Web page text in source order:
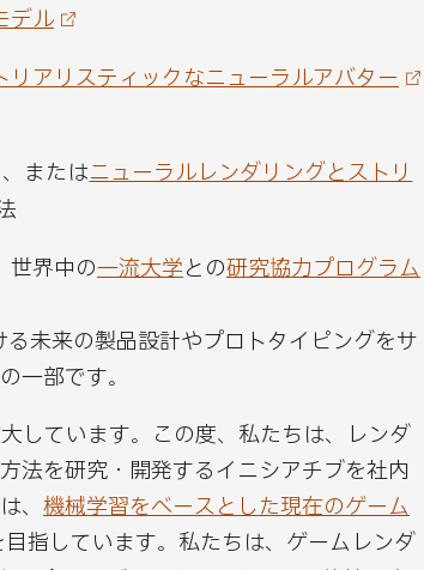
デル
リアリスティックなニューラルアバター
、またはニューラルレンダリングとストリ
世界中の一流大学との研究協力プログラム
未来の製品設計やプロトタイピングをサ
一部です。
しています。この度、私たちは、レンダ
法を研究・開発するイニシアチブを社内
、 機械学習をベースとした現在のゲーム
指しています。私たちは、ゲームレンダ